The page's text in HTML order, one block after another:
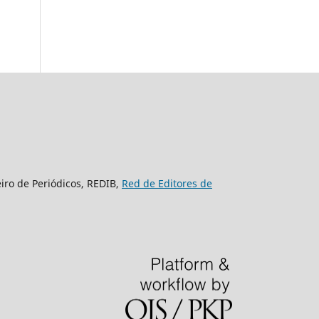
de Periódicos, REDIB, Red de Editores de